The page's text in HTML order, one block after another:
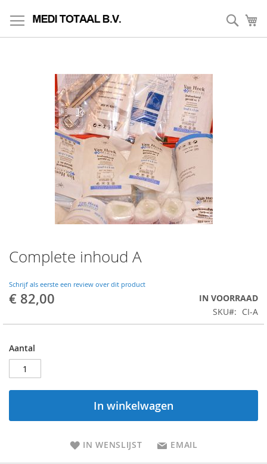
to
Content
Complete inhoud A
Schrijf als eerste een review over dit product
€ 82,00
IN VOORRAAD
SKU
CI-A
Aantal
In winkelwagen
IN WENSLIJST EMAIL